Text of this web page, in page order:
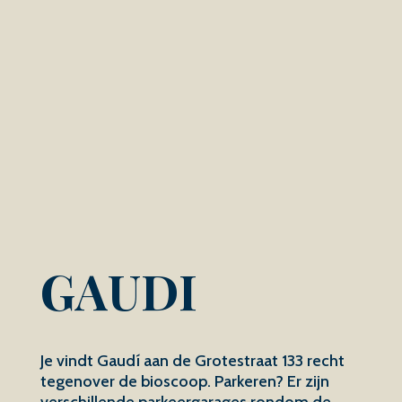
GAUDI
Je vindt Gaudí aan de Grotestraat 133 recht
tegenover de bioscoop. Parkeren? Er zijn